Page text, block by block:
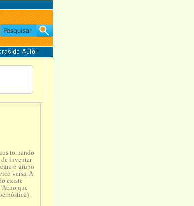
tornando
de inventar
o grupo
versa. A
existe
que
,